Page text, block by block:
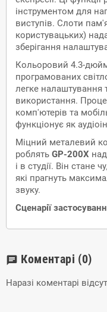
інструментом для
виступів. Слоти
користувацьких)
зберігання
Кольоровий 4.3-
програмованих
легке налаштування
використання.
комп'ютерів та
функціонує як
Міцний металевий
роблять GP-200X
і в студії. Він
які прагнуть
звуку.
Сценарії
chat Коментарі (0)
Наразі коментарі